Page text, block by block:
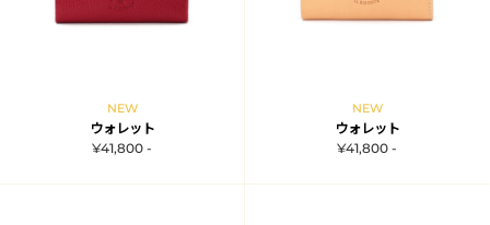
NEW
ウォレット
¥41,800 -
NEW
ウォレット
¥41,800 -